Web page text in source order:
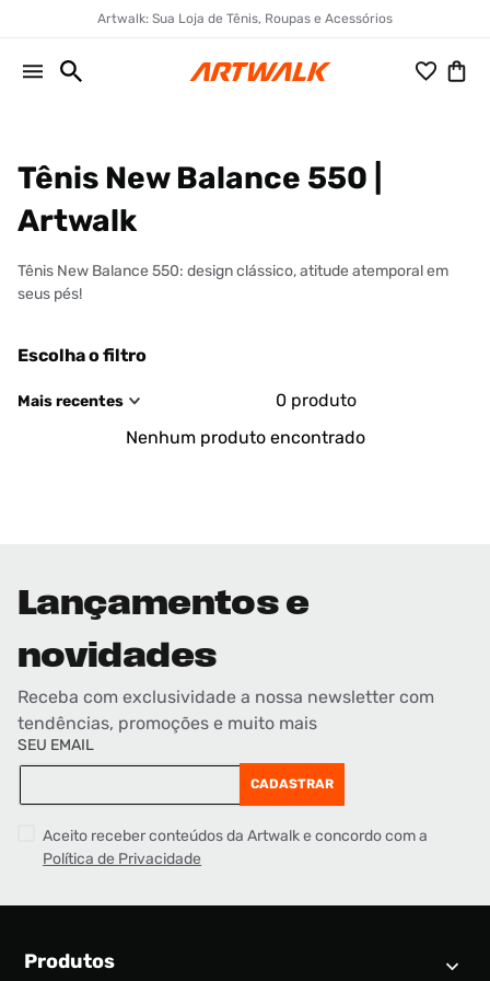
Artwalk: Sua Loja de Tênis, Roupas e Acessórios
Tênis New Balance 550 |
Artwalk
Tênis New Balance 550: design clássico, atitude atemporal em
seus pés!
Escolha o filtro
Mais recentes 0 produto
Nenhum produto encontrado
Lançamentos e
novidades
Receba com exclusividade a nossa newsletter com
tendências, promoções e muito mais
SEU EMAIL
CADASTRAR
Aceito receber conteúdos da Artwalk e concordo com a
Política de Privacidade
Produtos